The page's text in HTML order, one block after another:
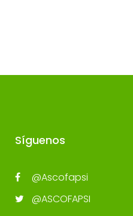
Síguenos
@Ascofapsi
@ASCOFAPSI